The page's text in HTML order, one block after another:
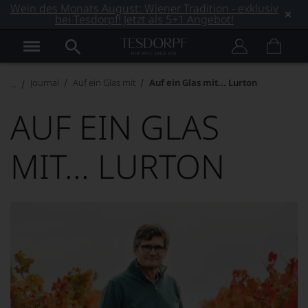
Wein des Monats August: Wiener Tradition - exklusiv
bei Tesdorpf! Jetzt als 5+1 Angebot!
Journal Auf ein Glas mit Auf ein Glas mit... Lurton
AUF EIN GLAS
MIT... LURTON